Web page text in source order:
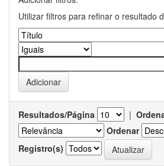
Utilizar filtros para refinar o resultado
Resultados/Página |
Ordenar
Registro(s)